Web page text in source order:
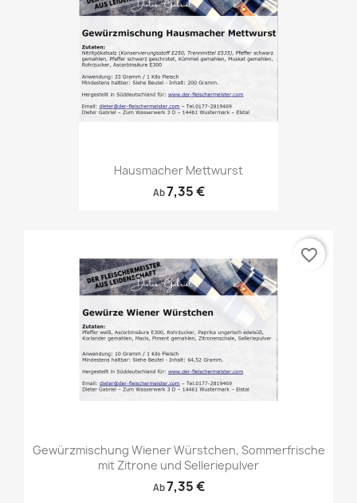
Hausmacher Mettwurst
Ab7,35 €
Gewürzmischung Wiener Würstchen, Sommerfrische
mit Zitrone und Selleriepulver
Ab7,35 €
favorite_border